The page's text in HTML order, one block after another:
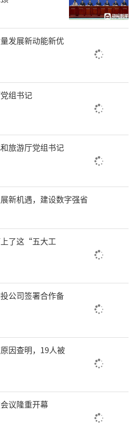
，绘就沽河文艺惠民同心
道深入落实“艺心惠民赋
依托文联平台纽带作用，
务模式，整合凝聚企业、
不断完善基层文化服务体
蕴，丰富群众精神文化生
街道将持续以“强基工
心惠民、赋美乡村工作宗
协会的联动协作，常态化
曲等优质文艺资源，持续
才，丰富基层文化活动载
式，持续擦亮街道文艺惠
乡村全面振兴，助力区域
。
发展新动能新优
组书记
旅游厅党组书记
新机遇，建设数字强省
了这“五大工
公司签署合作备
因查明，19人被
议隆重开幕